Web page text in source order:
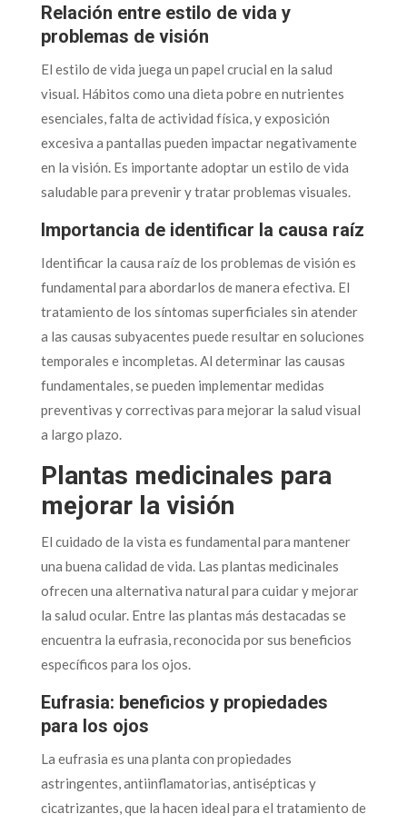
Relación entre estilo de vida y
problemas de visión
El estilo de vida juega un papel crucial en la salud
visual. Hábitos como una dieta pobre en nutrientes
esenciales, falta de actividad física, y exposición
excesiva a pantallas pueden impactar negativamente
en la visión. Es importante adoptar un estilo de vida
saludable para prevenir y tratar problemas visuales.
Importancia de identificar la causa raíz
Identificar la causa raíz de los problemas de visión es
fundamental para abordarlos de manera efectiva. El
tratamiento de los síntomas superficiales sin atender
a las causas subyacentes puede resultar en soluciones
temporales e incompletas. Al determinar las causas
fundamentales, se pueden implementar medidas
preventivas y correctivas para mejorar la salud visual
a largo plazo.
Plantas medicinales para
mejorar la visión
El cuidado de la vista es fundamental para mantener
una buena calidad de vida. Las plantas medicinales
ofrecen una alternativa natural para cuidar y mejorar
la salud ocular. Entre las plantas más destacadas se
encuentra la eufrasia, reconocida por sus beneficios
específicos para los ojos.
Eufrasia: beneficios y propiedades
para los ojos
La eufrasia es una planta con propiedades
astringentes, antiinflamatorias, antisépticas y
cicatrizantes, que la hacen ideal para el tratamiento de